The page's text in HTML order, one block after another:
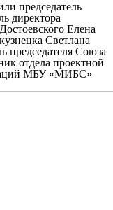
председатель
директора
Елена
Светлана
председателя Союза
отдела проектной
МБУ «МИБС»